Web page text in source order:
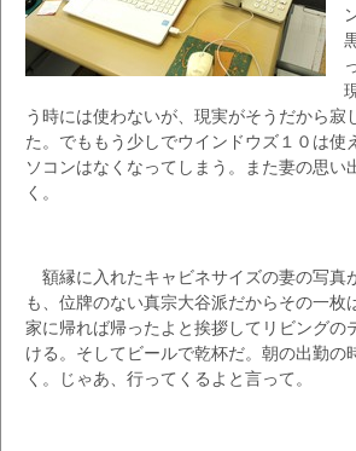
う時には使わないが、現実がそうだから寂
た。でももう少しでウインドウズ１０は使
ソコンはなくなってしまう。また妻の思い
く。
額縁に入れたキャビネサイズの妻の写真
も、位牌のない真宗大谷派だからその一枚
家に帰れば帰ったよと挨拶してリビングの
ける。そしてビールで乾杯だ。朝の出勤の
く。じゃあ、行ってくるよと言って。